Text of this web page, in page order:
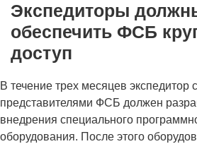
Экспедиторы
обеспечить ФСБ
доступ
В течение трех месяцев экспедитор
представителями ФСБ должен
внедрения специального
оборудования. После этого